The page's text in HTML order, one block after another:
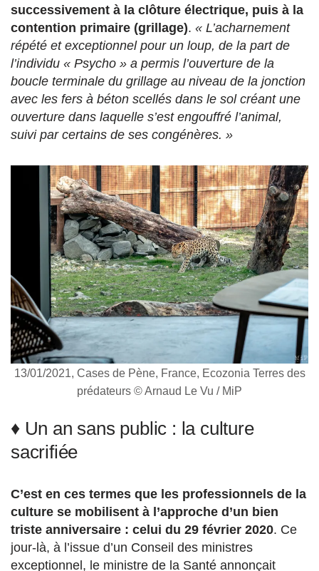
successivement à la clôture électrique, puis à la
contention primaire (grillage). « L’acharnement
répété et exceptionnel pour un loup, de la part de
l’individu « Psycho » a permis l’ouverture de la
boucle terminale du grillage au niveau de la jonction
avec les fers à béton scellés dans le sol créant une
ouverture dans laquelle s’est engouffré l’animal,
suivi par certains de ses congénères. »
13/01/2021, Cases de Pène, France, Ecozonia Terres des
prédateurs © Arnaud Le Vu / MiP
♦ Un an sans public : la culture
sacrifiée
C’est en ces termes que les professionnels de la
culture se mobilisent à l’approche d’un bien
triste anniversaire : celui du 29 février 2020. Ce
jour-là, à l’issue d’un Conseil des ministres
exceptionnel, le ministre de la Santé annonçait